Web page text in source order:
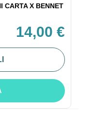
CARTA X BENNET
14,00 €